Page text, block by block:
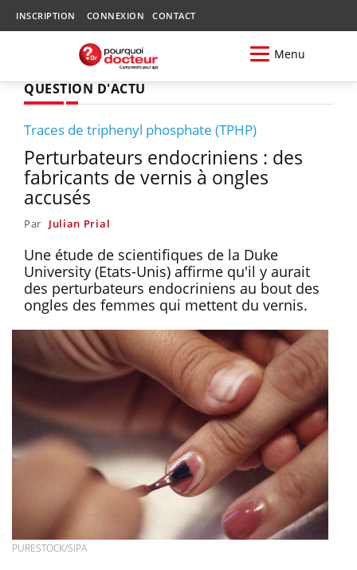
INSCRIPTION CONNEXION CONTACT
Menu
QUESTION D'ACTU
Traces de triphenyl phosphate (TPHP)
Perturbateurs endocriniens : des
fabricants de vernis à ongles
accusés
Par Julian Prial
Une étude de scientifiques de la Duke
University (Etats-Unis) affirme qu'il y aurait
des perturbateurs endocriniens au bout des
ongles des femmes qui mettent du vernis.
PURESTOCK/SIPA